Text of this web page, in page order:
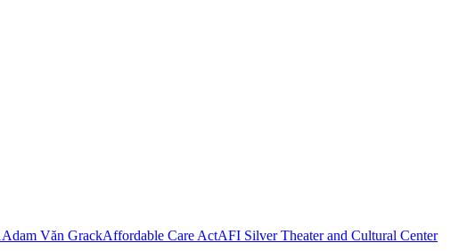
Adam Văn GrackAffordable Care ActAFI Silver Theater and Cultural Center